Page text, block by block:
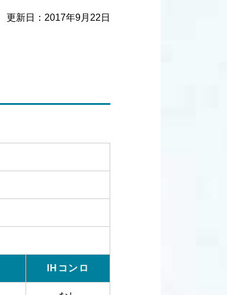
更新日： 2017年9月22日
IHコンロ